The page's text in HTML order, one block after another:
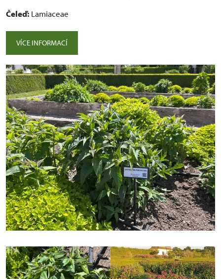
Čeleď: Lamiaceae
VÍCE INFORMACÍ